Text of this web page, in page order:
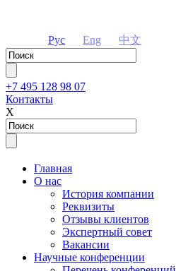
Рус Eng 中文
+7 495 128 98 07
Контакты
Х
Главная
О нас
История компании
Реквизиты
Отзывы клиентов
Экспертный совет
Вакансии
Научные конференции